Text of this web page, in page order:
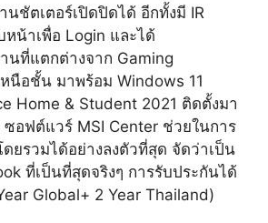
ชัตเตอร์เปิดปิดได้ อีกทั้งมี IR
หน้าเพื่อ Login และได้
นที่แตกต่างจาก Gaming
นือชั้น มาพร้อม Windows 11
Home & Student 2021 ติดตั้งมา
อฟต์แวร์ MSI Center ช่วยในการ
ยรวมได้อย่างลงตัวที่สุด จัดว่าเป็น
ที่เป็นที่สุดจริงๆ การรับประกันได้
Global+ 2 Year Thailand)